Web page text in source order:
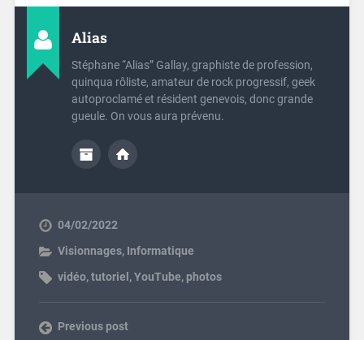
Alias
Stéphane “Alias” Gallay, graphiste de profession,
quinqua rôliste, amateur de rock progressif, geek
autoproclamé et résident genevois, donc grande
gueule. On vous aura prévenu.
04/02/2022
Visionnages, Informatique
vidéo,tutoriel ,YouTube, photos
Previous post